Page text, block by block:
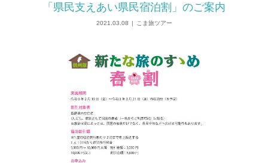
「県民支えあい県民宿泊割」のご案内
2021.03.08 こま旅ツアー